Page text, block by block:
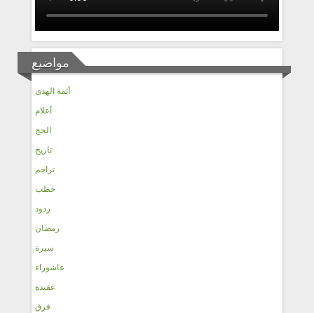
مواضيع
أئمة الهدى
أعلام
الحج
تاريخ
تراجم
خطب
ردود
رمضان
سيرة
عاشوراء
عقيدة
فرق